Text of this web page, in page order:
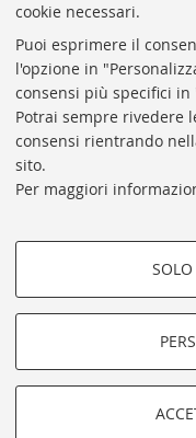
cookie necessari.
Puoi esprimere il
l'opzione in
consensi più specifici
Potrai sempre rivedere
consensi rientrando
sito.
Per maggiori
COOKIE DI
FACOLTATIVI
navigazione degli utenti,
Responsabile
Coordinatrice
Archivio storico
Via Zamboni, 33 - 40126
Dove siamo
Privacy e note legali
Impostazioni Cookie
©Copyright 2026 -